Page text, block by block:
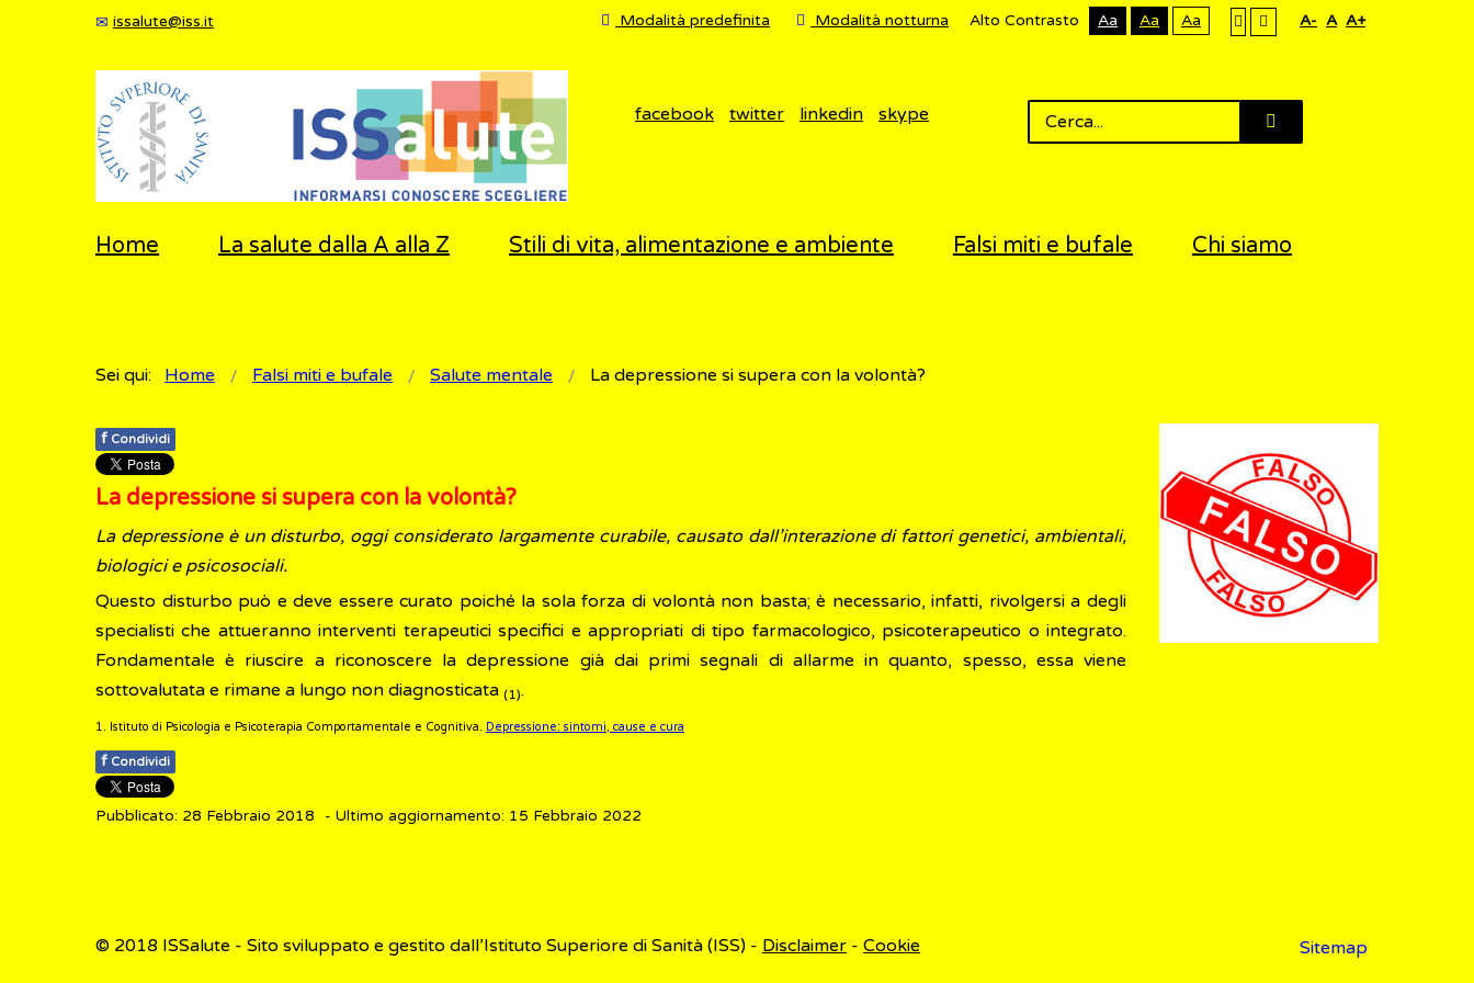
issalute@iss.it Modalità predefinita Modalità notturna Alto Contrasto Aa Aa Aa A- A A+
facebook twitter linkedin skype
Home La salute dalla A alla Z Stili di vita, alimentazione e ambiente Falsi miti e bufale Chi siamo
Sei qui: Home Falsi miti e bufale Salute mentale La depressione si supera con la volontà?
f Condividi
La depressione si supera con la volontà?
La depressione è un disturbo, oggi considerato largamente curabile, causato dall’interazione di fattori genetici, ambientali,
biologici e psicosociali.
Questo disturbo può e deve essere curato poiché la sola forza di volontà non basta; è necessario, infatti, rivolgersi a degli
specialisti che attueranno interventi terapeutici specifici e appropriati di tipo farmacologico, psicoterapeutico o integrato.
Fondamentale è riuscire a riconoscere la depressione già dai primi segnali di allarme in quanto, spesso, essa viene
sottovalutata e rimane a lungo non diagnosticata (1).
1. Istituto di Psicologia e Psicoterapia Comportamentale e Cognitiva. Depressione: sintomi, cause e cura
f Condividi
Pubblicato: 28 Febbraio 2018 - Ultimo aggiornamento: 15 Febbraio 2022
© 2018 ISSalute - Sito sviluppato e gestito dall’Istituto Superiore di Sanità (ISS) - Disclaimer - Cookie Sitemap